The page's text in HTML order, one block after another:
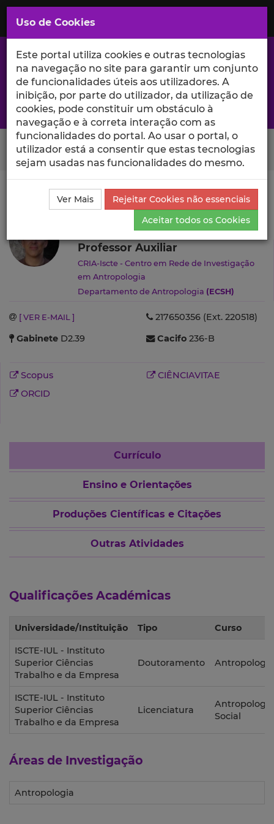
Saltar
para
Conteúdo
Principal
A excelência da investigação e ciência no Iscte
Search Button
Ciência_Iscte Autores Francisco Oneto Currículo
Francisco Oneto
Professor Auxiliar
CRIA-Iscte - Centro em Rede de Investigação
em Antropologia
Departamento de Antropologia (ECSH)
[ VER E-MAIL ]
217650356 (Ext. 220518)
Gabinete D2.39 Cacifo 236-B
Scopus
CIÊNCIAVITAE
ORCID
Currículo
Ensino e Orientações
Produções Científicas e Citações
Outras Atividades
Qualificações Académicas
Universidade/Instituição Tipo Curso
ISCTE-IUL - Instituto
Superior Ciências
Trabalho e da Empresa
Doutoramento Antropologia
ISCTE-IUL - Instituto
Superior Ciências
Trabalho e da Empresa
Licenciatura
Antropologia
Social
Áreas de Investigação
Antropologia
Uso de Cookies
Este portal utiliza cookies e outras tecnologias
na navegação no site para garantir um conjunto
de funcionalidades úteis aos utilizadores. A
inibição, por parte do utilizador, da utilização de
cookies, pode constituir um obstáculo à
navegação e à correta interação com as
funcionalidades do portal. Ao usar o portal, o
utilizador está a consentir que estas tecnologias
sejam usadas nas funcionalidades do mesmo.
Ver Mais
Rejeitar Cookies não essenciais
Aceitar todos os Cookies